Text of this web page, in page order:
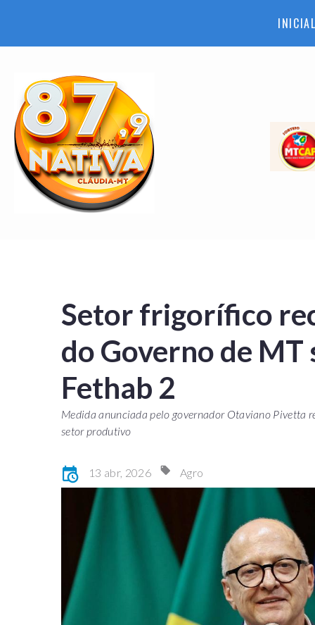
INICIAL
Setor frigorífico
do Governo de MT
Fethab 2
Medida anunciada pelo governador Otaviano Pivetta
setor produtivo
13 abr, 2026 Agro